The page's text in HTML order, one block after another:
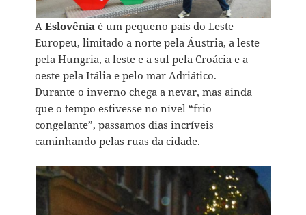
AEslovênia é um pequeno país do Leste
Europeu, limitado a norte pela Áustria, a leste
pela Hungria, a leste e a sul pela Croácia e a
oeste pela Itália e pelo mar Adriático.
Durante o inverno chega a nevar, mas ainda
que o tempo estivesse no nível “frio
congelante”, passamos dias incríveis
caminhando pelas ruas da cidade.